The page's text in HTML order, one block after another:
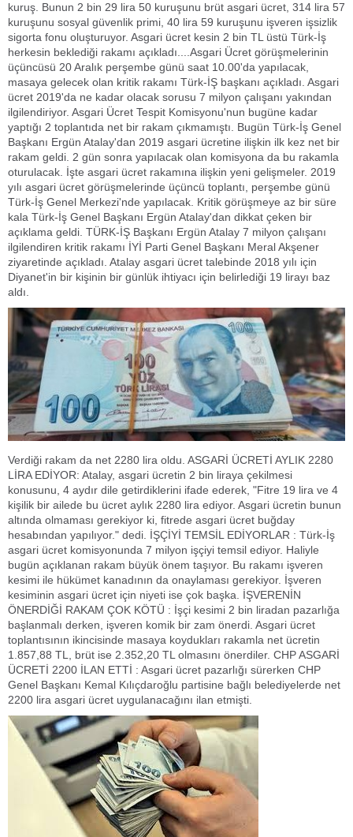
kuruş. Bunun 2 bin 29 lira 50 kuruşunu brüt asgari ücret, 314 lira 57
kuruşunu sosyal güvenlik primi, 40 lira 59 kuruşunu işveren işsizlik
sigorta fonu oluşturuyor. Asgari ücret kesin 2 bin TL üstü Türk-İş
herkesin beklediği rakamı açıkladı....Asgari Ücret görüşmelerinin
üçüncüsü 20 Aralık perşembe günü saat 10.00'da yapılacak,
masaya gelecek olan kritik rakamı Türk-İŞ başkanı açıkladı. Asgari
ücret 2019'da ne kadar olacak sorusu 7 milyon çalışanı yakından
ilgilendiriyor. Asgari Ücret Tespit Komisyonu'nun bugüne kadar
yaptığı 2 toplantıda net bir rakam çıkmamıştı. Bugün Türk-İş Genel
Başkanı Ergün Atalay'dan 2019 asgari ücretine ilişkin ilk kez net bir
rakam geldi. 2 gün sonra yapılacak olan komisyona da bu rakamla
oturulacak. İşte asgari ücret rakamına ilişkin yeni gelişmeler. 2019
yılı asgari ücret görüşmelerinde üçüncü toplantı, perşembe günü
Türk-İş Genel Merkezi'nde yapılacak. Kritik görüşmeye az bir süre
kala Türk-İş Genel Başkanı Ergün Atalay'dan dikkat çeken bir
açıklama geldi. TÜRK-İŞ Başkanı Ergün Atalay 7 milyon çalışanı
ilgilendiren kritik rakamı İYİ Parti Genel Başkanı Meral Akşener
ziyaretinde açıkladı. Atalay asgari ücret talebinde 2018 yılı için
Diyanet'in bir kişinin bir günlük ihtiyacı için belirlediği 19 lirayı baz
aldı.
Verdiği rakam da net 2280 lira oldu. ASGARİ ÜCRETİ AYLIK 2280
LİRA EDİYOR: Atalay, asgari ücretin 2 bin liraya çekilmesi
konusunu, 4 aydır dile getirdiklerini ifade ederek, "Fitre 19 lira ve 4
kişilik bir ailede bu ücret aylık 2280 lira ediyor. Asgari ücretin bunun
altında olmaması gerekiyor ki, fitrede asgari ücret buğday
hesabından yapılıyor." dedi. İŞÇİYİ TEMSİL EDİYORLAR : Türk-İş
asgari ücret komisyonunda 7 milyon işçiyi temsil ediyor. Haliyle
bugün açıklanan rakam büyük önem taşıyor. Bu rakamı işveren
kesimi ile hükümet kanadının da onaylaması gerekiyor. İşveren
kesiminin asgari ücret için niyeti ise çok başka. İŞVERENİN
ÖNERDİĞİ RAKAM ÇOK KÖTÜ : İşçi kesimi 2 bin liradan pazarlığa
başlanmalı derken, işveren komik bir zam önerdi. Asgari ücret
toplantısının ikincisinde masaya koydukları rakamla net ücretin
1.857,88 TL, brüt ise 2.352,20 TL olmasını önerdiler. CHP ASGARİ
ÜCRETİ 2200 İLAN ETTİ : Asgari ücret pazarlığı sürerken CHP
Genel Başkanı Kemal Kılıçdaroğlu partisine bağlı belediyelerde net
2200 lira asgari ücret uygulanacağını ilan etmişti.